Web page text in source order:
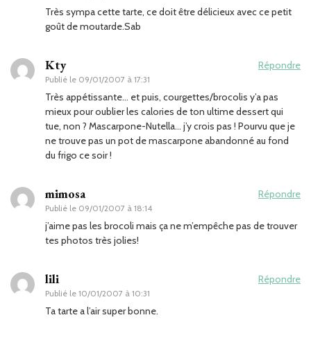
Très sympa cette tarte, ce doit être délicieux avec ce petit
goût de moutarde.Sab
Kty
Publié le 09/01/2007 à 17:31
Répondre
Très appétissante… et puis, courgettes/brocolis y’a pas
mieux pour oublier les calories de ton ultime dessert qui
tue, non ? Mascarpone-Nutella… j’y crois pas ! Pourvu que je
ne trouve pas un pot de mascarpone abandonné au fond
du frigo ce soir !
mimosa
Publié le 09/01/2007 à 18:14
Répondre
j’aime pas les brocoli mais ça ne m’empêche pas de trouver
tes photos très jolies!
lili
Publié le 10/01/2007 à 10:31
Répondre
Ta tarte a l’air super bonne.